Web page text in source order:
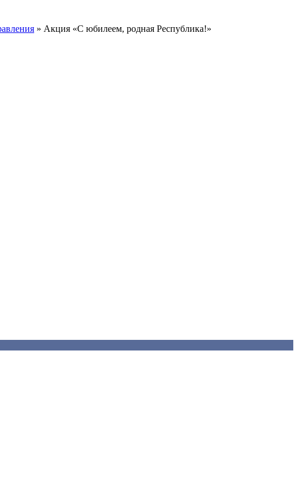
» Акция «С юбилеем, родная Республика!»